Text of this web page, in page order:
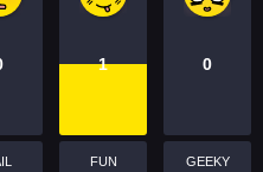
1
FUN
0
GEEKY